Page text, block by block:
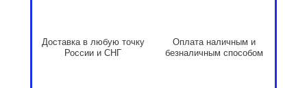
Доставка в любую точку
России и СНГ
Оплата наличным и
безналичным способом